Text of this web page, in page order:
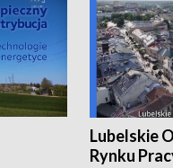
Lubelskie
Rynku